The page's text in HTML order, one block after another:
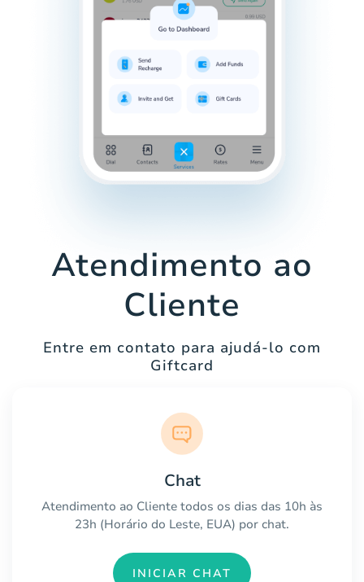
Atendimento ao
Cliente
Entre em contato para ajudá-lo com
Giftcard
Chat
Atendimento ao Cliente todos os dias das 10h às
23h (Horário do Leste, EUA) por chat.
INICIAR CHAT